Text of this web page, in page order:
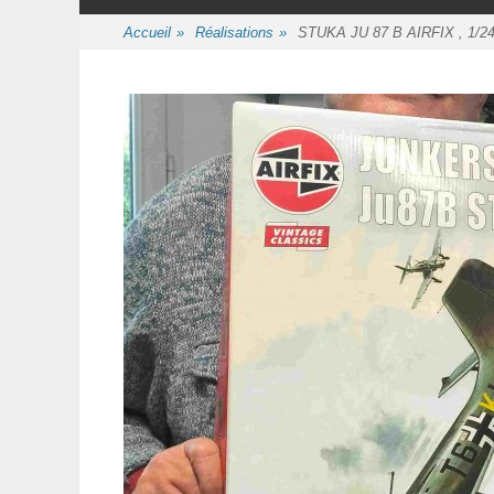
contenu
Accueil » Réalisations » STUKA JU 87 B AIRFIX , 1/